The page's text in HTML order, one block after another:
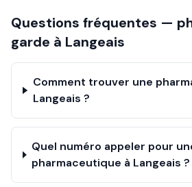
Questions fréquentes —
garde à Langeais
Comment trouver une
Langeais ?
Quel numéro appeler pour
pharmaceutique à Langeais ?